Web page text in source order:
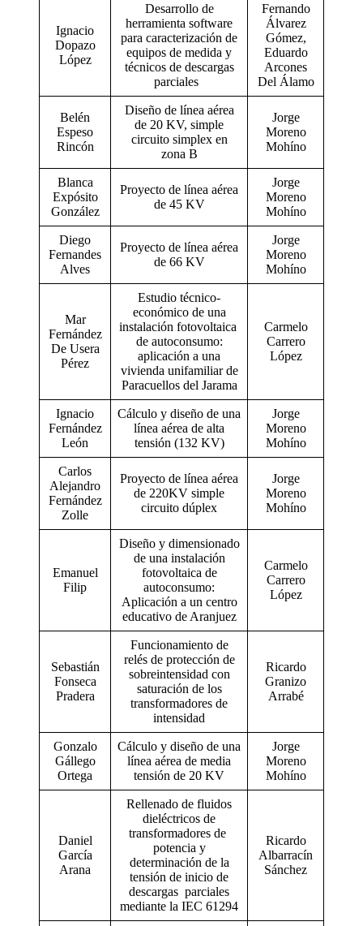
Ignacio
Dopazo
López
Desarrollo de
herramienta software
para caracterización de
equipos de medida y
técnicos de descargas
parciales
Fernando
Álvarez
Gómez,
Eduardo
Arcones
Del Álamo
Belén
Espeso
Rincón
Diseño de línea aérea
de 20 KV, simple
circuito simplex en
zona B
Jorge
Moreno
Mohíno
Blanca
Expósito
González
Proyecto de línea aérea
de 45 KV
Jorge
Moreno
Mohíno
Diego
Fernandes
Alves
Proyecto de línea aérea
de 66 KV
Jorge
Moreno
Mohíno
Mar
Fernández
De Usera
Pérez
Estudio técnico-
económico de una
instalación fotovoltaica
de autoconsumo:
aplicación a una
vivienda unifamiliar de
Paracuellos del Jarama
Carmelo
Carrero
López
Ignacio
Fernández
León
Cálculo y diseño de una
línea aérea de alta
tensión (132 KV)
Jorge
Moreno
Mohíno
Carlos
Alejandro
Fernández
Zolle
Proyecto de línea aérea
de 220KV simple
circuito dúplex
Jorge
Moreno
Mohíno
Emanuel
Filip
Diseño y dimensionado
de una instalación
fotovoltaica de
autoconsumo:
Aplicación a un centro
educativo de Aranjuez
Carmelo
Carrero
López
Sebastián
Fonseca
Pradera
Funcionamiento de
relés de protección de
sobreintensidad con
saturación de los
transformadores de
intensidad
Ricardo
Granizo
Arrabé
Gonzalo
Gállego
Ortega
Cálculo y diseño de una
línea aérea de media
tensión de 20 KV
Jorge
Moreno
Mohíno
Daniel
García
Arana
Rellenado de fluidos
dieléctricos de
transformadores de
potencia y
determinación de la
tensión de inicio de
descargas parciales
mediante la IEC 61294
Ricardo
Albarracín
Sánchez